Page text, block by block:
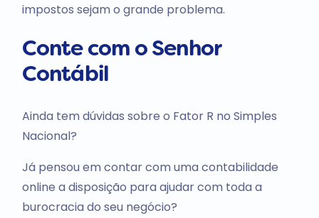
impostos sejam o grande problema.
Conte com o Senhor
Contábil
Ainda tem dúvidas sobre o Fator R no Simples
Nacional?
Já pensou em contar com uma contabilidade
online a disposição para ajudar com toda a
burocracia do seu negócio?